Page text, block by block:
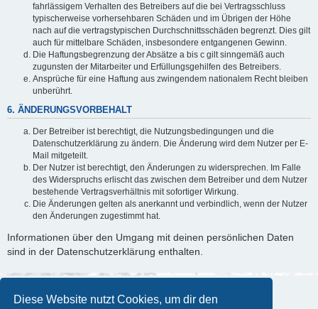
Diese Website nutzt Cookies, um dir den
fahrlässigem Verhalten des Betreibers auf die bei Vertragsschluss
typischerweise vorhersehbaren Schäden und im Übrigen der Höhe
nach auf die vertragstypischen Durchschnittsschäden begrenzt. Dies gilt
auch für mittelbare Schäden, insbesondere entgangenen Gewinn.
Die Haftungsbegrenzung der Absätze a bis c gilt sinngemäß auch
zugunsten der Mitarbeiter und Erfüllungsgehilfen des Betreibers.
Ansprüche für eine Haftung aus zwingendem nationalem Recht bleiben
unberührt.
6. ÄNDERUNGSVORBEHALT
Der Betreiber ist berechtigt, die Nutzungsbedingungen und die
Datenschutzerklärung zu ändern. Die Änderung wird dem Nutzer per E-
Mail mitgeteilt.
Der Nutzer ist berechtigt, den Änderungen zu widersprechen. Im Falle
des Widerspruchs erlischt das zwischen dem Betreiber und dem Nutzer
bestehende Vertragsverhältnis mit sofortiger Wirkung.
Die Änderungen gelten als anerkannt und verbindlich, wenn der Nutzer
den Änderungen zugestimmt hat.
Informationen über den Umgang mit deinen persönlichen Daten
sind in der Datenschutzerklärung enthalten.